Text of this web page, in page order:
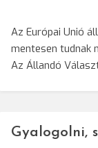
Az Európai Unió
mentesen tudnak
Az Állandó
Gyalogolni,